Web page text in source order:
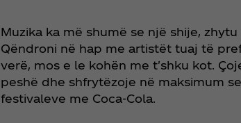
Muzika ka më shumë se një shije, zhytu
Qëndroni në hap me artistët tuaj të
verë, mos e le kohën me t'shku kot.
peshë dhe shfrytëzoje në maksimum
festivaleve me Coca‑Cola.